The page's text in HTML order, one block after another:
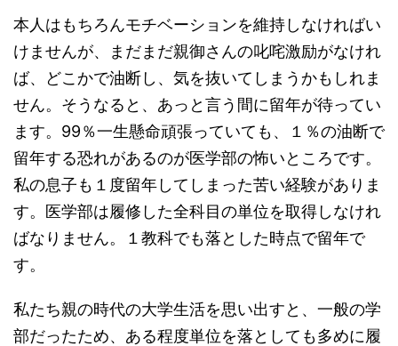
本人はもちろんモチベーションを維持しなければい
けませんが、まだまだ親御さんの叱咤激励がなけれ
ば、どこかで油断し、気を抜いてしまうかもしれま
せん。そうなると、あっと言う間に留年が待ってい
ます。99％一生懸命頑張っていても、１％の油断で
留年する恐れがあるのが医学部の怖いところです。
私の息子も１度留年してしまった苦い経験がありま
す。医学部は履修した全科目の単位を取得しなけれ
ばなりません。１教科でも落とした時点で留年で
す。
私たち親の時代の大学生活を思い出すと、一般の学
部だったため、ある程度単位を落としても多めに履